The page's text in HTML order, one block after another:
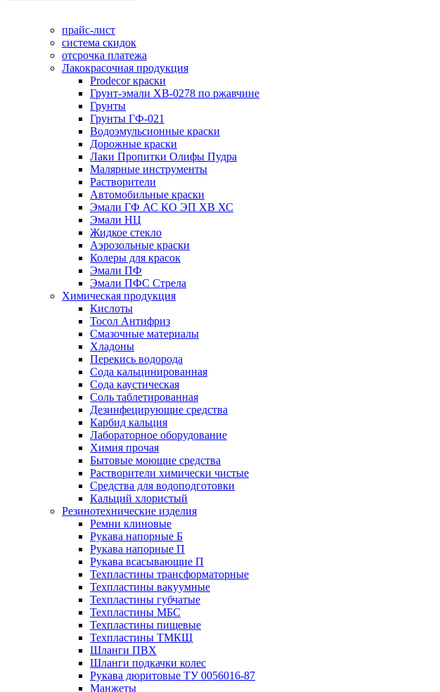
прайс-лист
система скидок
отсрочка платежа
Лакокрасочная продукция
Prodecor краски
Грунт-эмали ХВ-0278 по ржавчине
Грунты
Грунты ГФ-021
Водоэмульсионные краски
Дорожные краски
Лаки Пропитки Олифы Пудра
Малярные инструменты
Растворители
Автомобильные краски
Эмали ГФ АС КО ЭП ХВ ХС
Эмали НЦ
Жидкое стекло
Аэрозольные краски
Колеры для красок
Эмали ПФ
Эмали ПФС Стрела
Химическая продукция
Кислоты
Тосол Антифриз
Смазочные материалы
Хладоны
Перекись водорода
Сода кальцинированная
Сода каустическая
Соль таблетированная
Дезинфецирующие средства
Карбид кальция
Лабораторное оборудование
Химия прочая
Бытовые моющие средства
Растворители химически чистые
Средства для водоподготовки
Кальций хлористый
Резинотехнические изделия
Ремни клиновые
Рукава напорные Б
Рукава напорные П
Рукава всасывающие П
Техпластины трансформаторные
Техпластины вакуумные
Техпластины губчатые
Техпластины МБС
Техпластины пищевые
Техпластины ТМКЩ
Шланги ПВХ
Шланги подкачки колес
Рукава дюритовые ТУ 0056016-87
Манжеты